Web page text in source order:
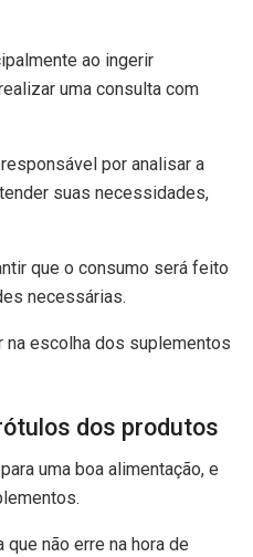
ao ingerir
uma consulta com
por analisar a
suas necessidades,
que o consumo será feito
necessárias.
na escolha dos suplementos
dos produtos
uma boa alimentação, e
não erre na hora de